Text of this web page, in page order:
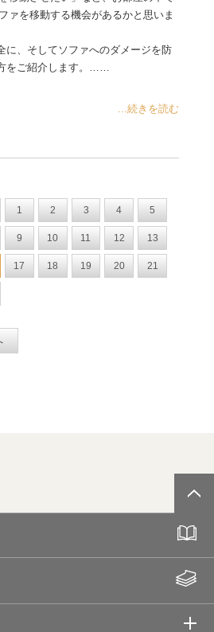
ァを移動する機会があるかと思いま
に、そしてソファへのダメージを防
をご紹介します。……
...続きを読む
1 2 3 4 5
9 10 11 12 13
17 18 19 20 21